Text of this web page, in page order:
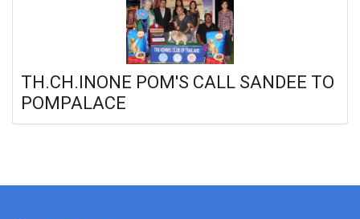
TH.CH.INONE POM'S CALL SANDEE TO
POMPALACE